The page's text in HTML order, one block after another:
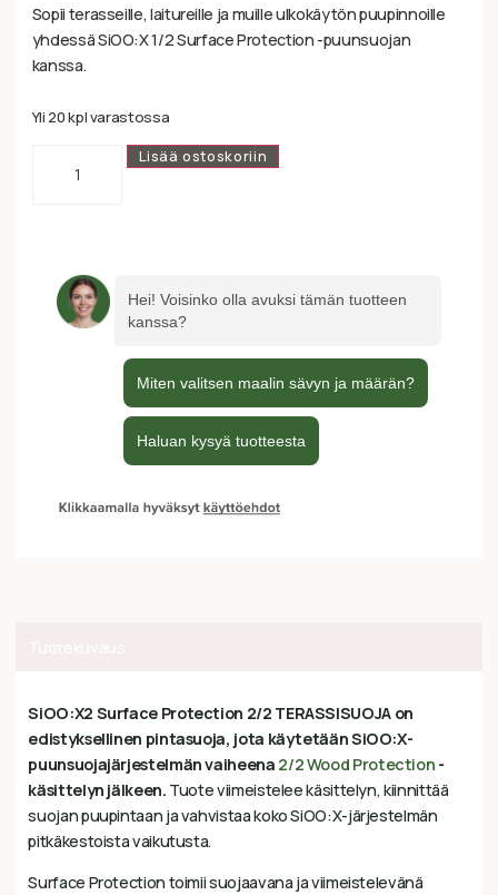
Sopii terasseille, laitureille ja muille ulkokäytön puupinnoille
yhdessä SiOO:X 1/2 Surface Protection -puunsuojan
kanssa.
Yli 20 kpl varastossa
Lisää ostoskoriin
SiOO:X2 Surface Protection 2/2 TERASSISUOJA on
edistyksellinen pintasuoja, jota käytetään SiOO:X-
puunsuojajärjestelmän vaiheena 2/2 Wood Protection -
käsittelyn jälkeen. Tuote viimeistelee käsittelyn, kiinnittää
suojan puupintaan ja vahvistaa koko SiOO:X-järjestelmän
pitkäkestoista vaikutusta.
Surface Protection toimii suojaavana ja viimeistelevänä